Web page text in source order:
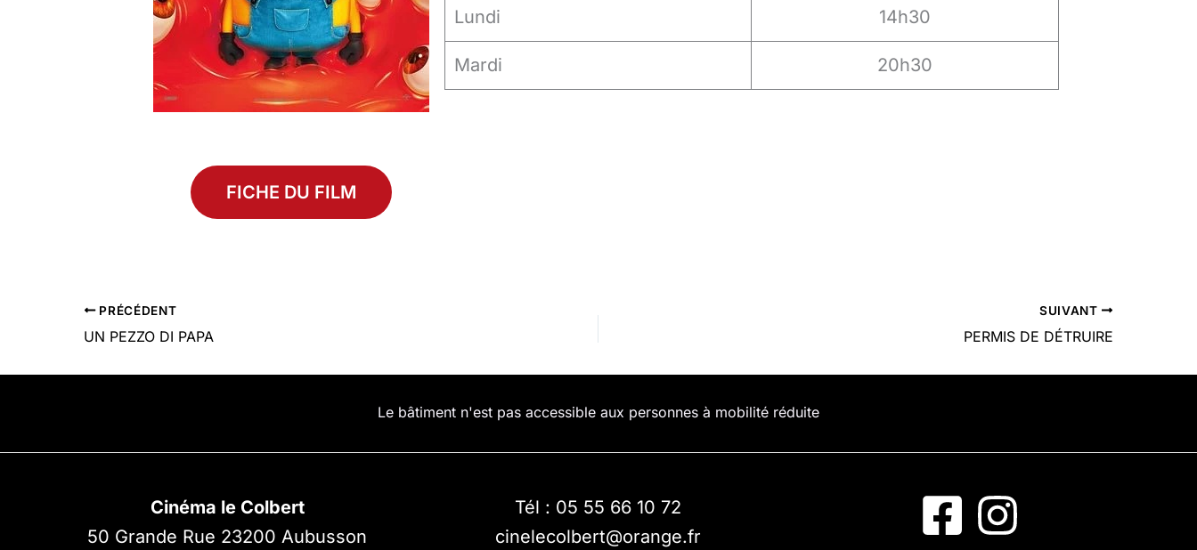
FICHE DU FILM
Lundi 14h30
Mardi 20h30
PRÉCÉDENT
UN PEZZO DI PAPA
SUIVANT
PERMIS DE DÉTRUIRE
Le bâtiment n'est pas accessible aux personnes à mobilité réduite
Cinéma le Colbert
50 Grande Rue 23200 Aubusson
Tél : 05 55 66 10 72
cinelecolbert@orange.fr